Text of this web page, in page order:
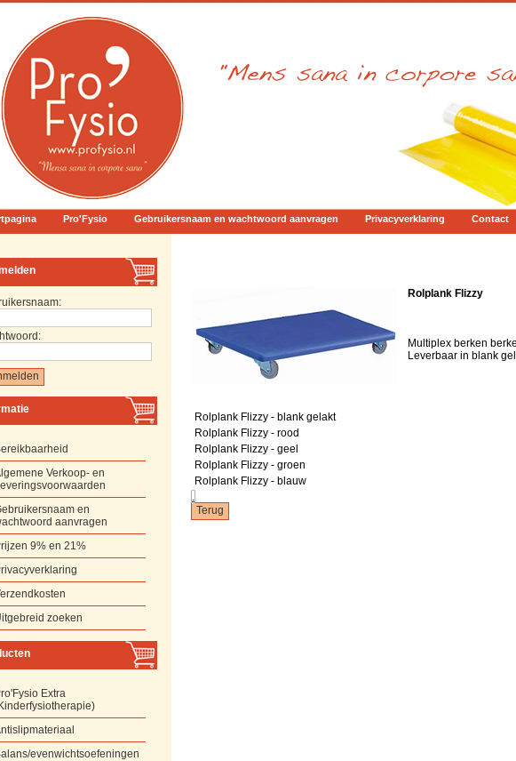
Pro'Fysio Gebruikersnaam en wachtwoord aanvragen Privacyverklaring Contact
Verkoop- en
en
aanvragen
9% en 21%
zoeken
Extra
evenwichtsoefeningen
Rolplank Flizzy
Multiplex berken
Leverbaar in blank
Rolplank Flizzy - blank gelakt
Rolplank Flizzy - rood
Rolplank Flizzy - geel
Rolplank Flizzy - groen
Rolplank Flizzy - blauw
.